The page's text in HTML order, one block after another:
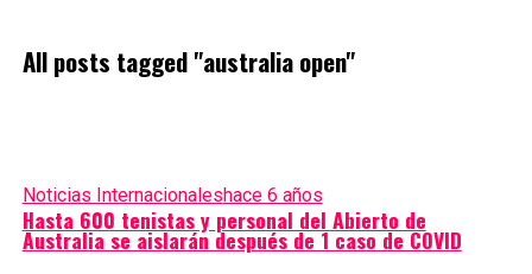
All posts tagged "australia open"
Noticias Internacionaleshace 6 años
Hasta 600 tenistas y personal del Abierto de
Australia se aislarán después de 1 caso de COVID